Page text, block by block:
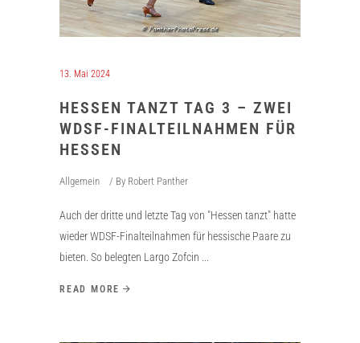
13. Mai 2024
HESSEN TANZT TAG 3 – ZWEI
WDSF-FINALTEILNAHMEN FÜR
HESSEN
Allgemein By Robert Panther
Auch der dritte und letzte Tag von "Hessen tanzt" hatte
wieder WDSF-Finalteilnahmen für hessische Paare zu
bieten. So belegten Largo Zofcin
READ MORE